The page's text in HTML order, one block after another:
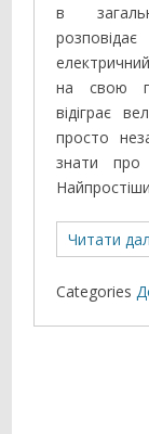
в
на свою
відіграє
просто
знати про
Читати
Categories